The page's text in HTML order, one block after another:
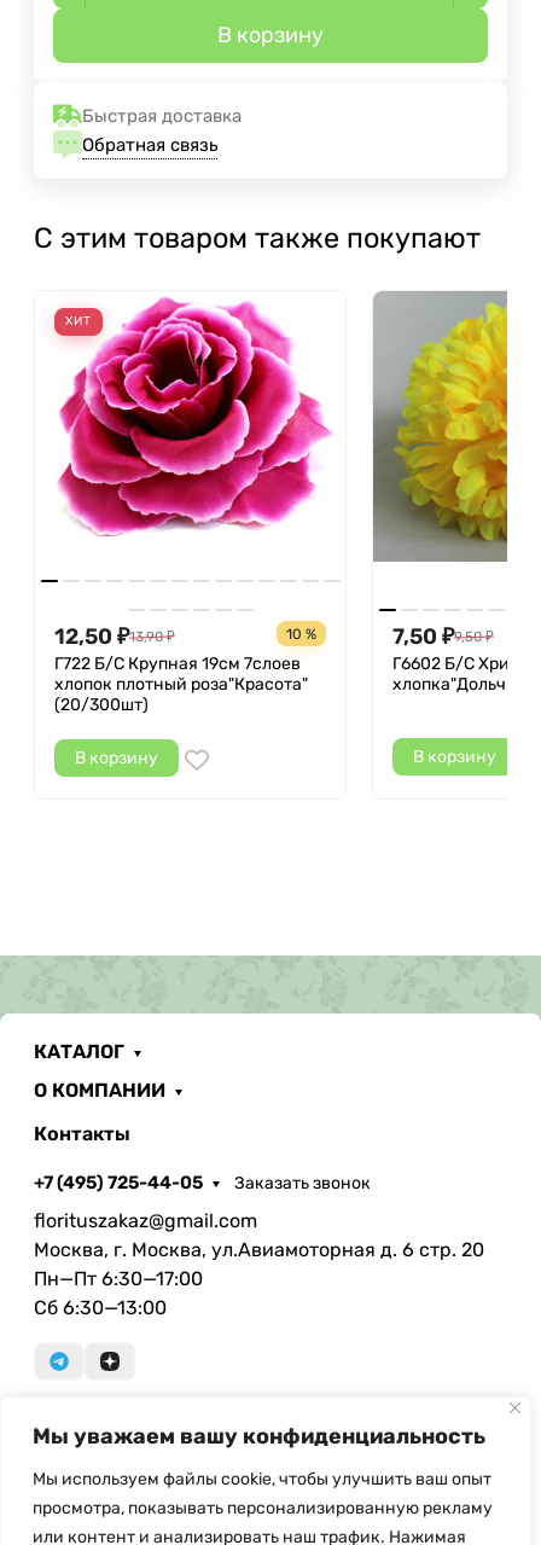
Мы уважаем вашу конфиденциальность
Мы используем файлы cookie, чтобы улучшить ваш опыт
просмотра, показывать персонализированную рекламу
или контент и анализировать наш трафик. Нажимая
В корзину
Быстрая доставка
Обратная связь
С этим товаром также покупают
ХИТ
12,50 ₽13,90 ₽ 10 %
Г722 Б/С Крупная 19см 7слоев
хлопок плотный роза"Красота"
(20/300шт)
В корзину
7,50 ₽9,50 ₽
Г6602 Б/С
В корзину
КАТАЛОГ
О КОМПАНИИ
Контакты
+7 (495) 725-44-05 Заказать звонок
florituszakaz@gmail.com
Москва, г. Москва, ул.Авиамоторная д. 6 стр. 20
Пн—Пт 6:30—17:00
Сб 6:30—13:00
© Copyright, 2026 Floritus.com - оптовая продажа
искусственных цветов и ритуальных
сайта ссылка на источник обязательна.